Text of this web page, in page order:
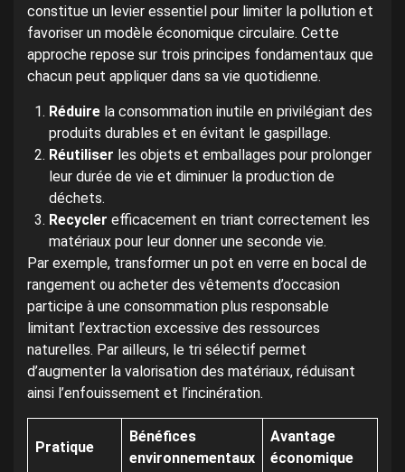
constitue un levier essentiel pour limiter la pollution et
favoriser un modèle économique circulaire. Cette
approche repose sur trois principes fondamentaux que
chacun peut appliquer dans sa vie quotidienne.
Réduire la consommation inutile en privilégiant des
produits durables et en évitant le gaspillage.
Réutiliser les objets et emballages pour prolonger
leur durée de vie et diminuer la production de
déchets.
Recycler efficacement en triant correctement les
matériaux pour leur donner une seconde vie.
Par exemple, transformer un pot en verre en bocal de
rangement ou acheter des vêtements d’occasion
participe à une consommation plus responsable
limitant l’extraction excessive des ressources
naturelles. Par ailleurs, le tri sélectif permet
d’augmenter la valorisation des matériaux, réduisant
ainsi l’enfouissement et l’incinération.
Pratique
Bénéfices
environnementaux
Avantage
économique